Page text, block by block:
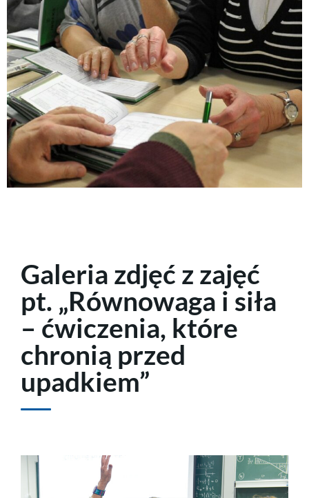
Galeria zdjęć z zajęć
pt. „Równowaga i siła
– ćwiczenia, które
chronią przed
upadkiem”